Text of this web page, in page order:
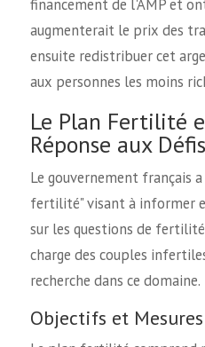
financement de l'AMP et
augmenterait le prix des
ensuite redistribuer cet
aux personnes les moins
Le Plan Fertilité
Réponse aux
Le gouvernement français
fertilité" visant à informer
sur les questions de
charge des couples
recherche dans ce domaine.
Objectifs et